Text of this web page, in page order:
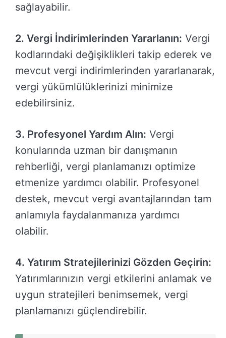
sağlayabilir.
2. Vergi İndirimlerinden Yararlanın: Vergi
kodlarındaki değişiklikleri takip ederek ve
mevcut vergi indirimlerinden yararlanarak,
vergi yükümlülüklerinizi minimize
edebilirsiniz.
3. Profesyonel Yardım Alın: Vergi
konularında uzman bir danışmanın
rehberliği, vergi planlamanızı optimize
etmenize yardımcı olabilir. Profesyonel
destek, mevcut vergi avantajlarından tam
anlamıyla faydalanmanıza yardımcı
olabilir.
4. Yatırım Stratejilerinizi Gözden Geçirin:
Yatırımlarınızın vergi etkilerini anlamak ve
uygun stratejileri benimsemek, vergi
planlamanızı güçlendirebilir.